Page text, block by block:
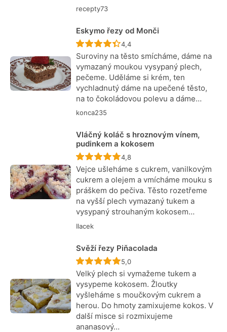
recepty73
Eskymo řezy od Monči
Recept ještě nebyl hodnocen
4,4
Suroviny na těsto smícháme, dáme na
vymazaný moukou vysypaný plech,
pečeme. Uděláme si krém, ten
vychladnutý dáme na upečené těsto,
na to čokoládovou polevu a dáme…
konca235
Vláčný koláč s hroznovým vínem,
pudinkem a kokosem
Recept ještě nebyl hodnocen
4,8
Vejce ušleháme s cukrem, vanilkovým
cukrem a olejem a vmícháme mouku s
práškem do pečiva. Těsto rozetřeme
na vyšší plech vymazaný tukem a
vysypaný strouhaným kokosem…
Ilacek
Svěží řezy Piňacolada
Recept ještě nebyl hodnocen
5,0
Velký plech si vymažeme tukem a
vysypeme kokosem. Žloutky
vyšleháme s moučkovým cukrem a
herou. Do hmoty zamixujeme kokos. V
další misce si rozmixujeme
ananasový…